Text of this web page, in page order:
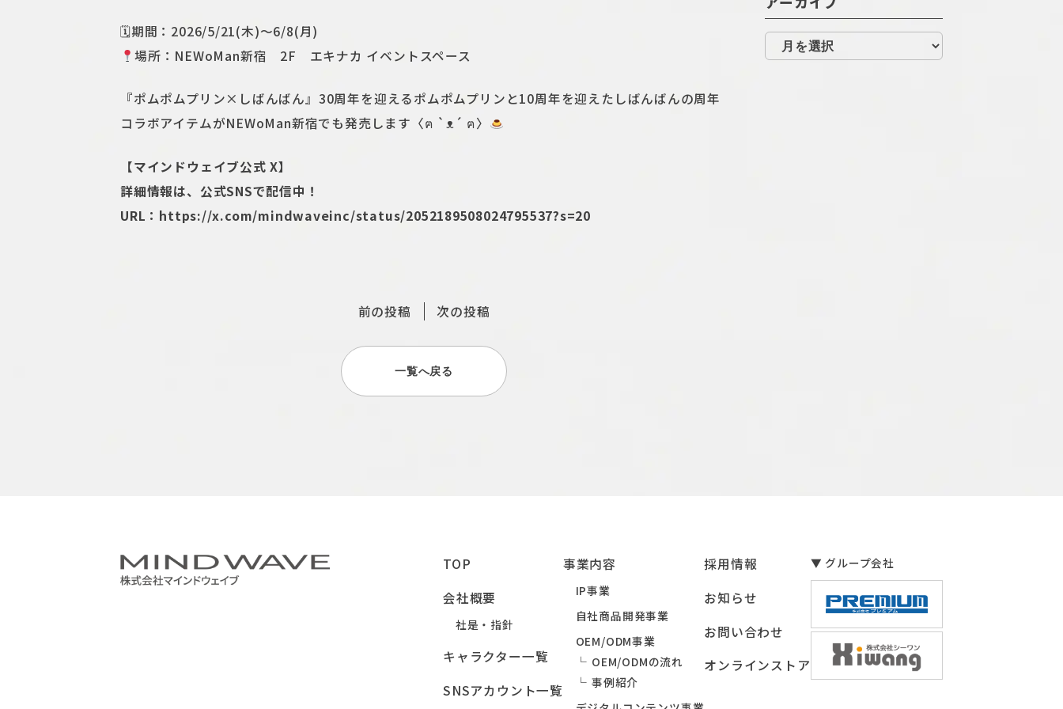
🗓期間：2026/5/21(木)～6/8(月)
場所：NEWoMan新宿 2F エキナカ イベントスペース
『ポムポムプリン×しばんばん』30周年を迎えるポムポムプリンと10周年を迎えたしばんばんの周年
コラボアイテムがNEWoMan新宿でも発売します〈ฅ `ᴥ´ ฅ〉
【マインドウェイブ公式 X】
詳細情報は、公式SNSで配信中！
URL： https://x.com/mindwaveinc/status/2052189508024795537?s=20
前の投稿 次の投稿
一覧へ戻る
TOP
会社概要
社是・指針
キャラクター一覧
SNSアカウント一覧
事業内容
IP事業
自社商品開発事業
OEM/ODM事業
OEM/ODMの流れ
事例紹介
採用情報
お知らせ
お問い合わせ
オンラインストア
▼ グループ会社